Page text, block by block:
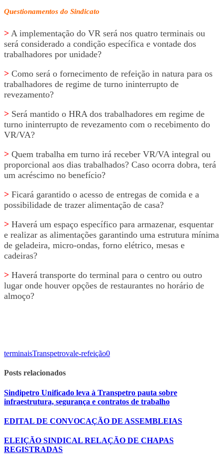
Questionamentos do Sindicato
> A implementação do VR será nos quatro terminais ou
será considerado a condição específica e vontade dos
trabalhadores por unidade?
> Como será o fornecimento de refeição in natura para os
trabalhadores de regime de turno ininterrupto de
revezamento?
> Será mantido o HRA dos trabalhadores em regime de
turno ininterrupto de revezamento com o recebimento do
VR/VA?
> Quem trabalha em turno irá receber VR/VA integral ou
proporcional aos dias trabalhados? Caso ocorra dobra, terá
um acréscimo no benefício?
> Ficará garantido o acesso de entregas de comida e a
possibilidade de trazer alimentação de casa?
> Haverá um espaço específico para armazenar, esquentar
e realizar as alimentações garantindo uma estrutura mínima
de geladeira, micro-ondas, forno elétrico, mesas e
cadeiras?
> Haverá transporte do terminal para o centro ou outro
lugar onde houver opções de restaurantes no horário de
almoço?
terminaisTranspetrovale-refeição0
Posts relacionados
Sindipetro Unificado leva à Transpetro pauta sobre
infraestrutura, segurança e contratos de trabalho
EDITAL DE CONVOCAÇÃO DE ASSEMBLEIAS
ELEIÇÃO SINDICAL RELAÇÃO DE CHAPAS
REGISTRADAS